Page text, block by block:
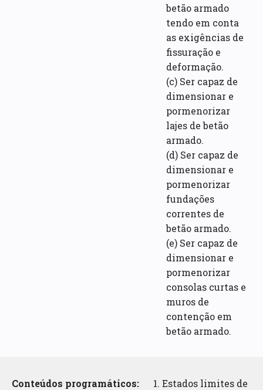
betão armado
tendo em conta
as exigências de
fissuração e
deformação.
(c) Ser capaz de
dimensionar e
pormenorizar
lajes de betão
armado.
(d) Ser capaz de
dimensionar e
pormenorizar
fundações
correntes de
betão armado.
(e) Ser capaz de
dimensionar e
pormenorizar
consolas curtas e
muros de
contenção em
betão armado.
Conteúdos programáticos:
1. Estados limites de